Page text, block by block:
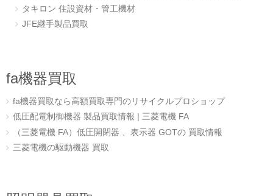
タキロン 住設資材・管工機材
JFE継手製品買取
fa機器買取
fa機器買取なら高額買取専門のリサイクルプロショップ
低圧配電制御機器 製品買取情報 | 三菱電機 FA
（三菱電機 FA）低圧開閉器 、表示器 GOTの 買取情報
三菱電機の駆動機器 買取